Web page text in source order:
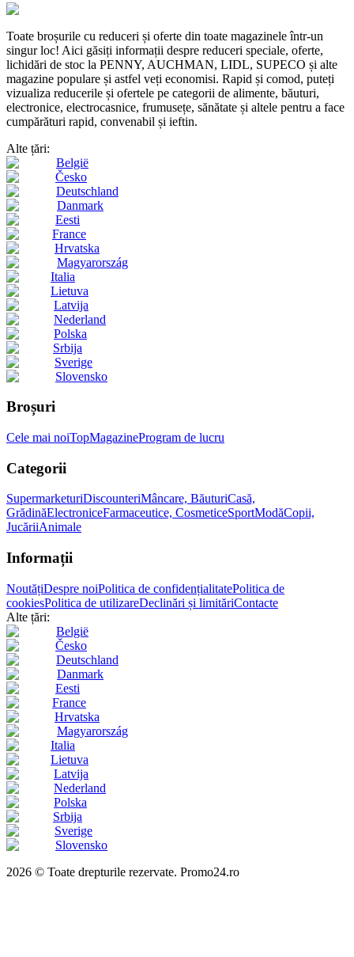
Toate broșurile cu reduceri și oferte din toate magazinele într-un
singur loc! Aici găsiți informații despre reduceri speciale, oferte,
lichidări de stoc la PENNY, AUCHMAN, LIDL, SUPECO și alte
magazine populare și astfel veți economisi. Rapid și comod, puteți
vizualiza reducerile și ofertele pe categorii de alimente, băuturi,
electronice, electrocasnice, frumusețe, sănătate și altele pentru a face
cumpărături rapid, convenabil și ieftin.
Alte țări:
België
Česko
Deutschland
Danmark
Eesti
France
Hrvatska
Magyarország
Italia
Lietuva
Latvija
Nederland
Polska
Srbija
Sverige
Slovensko
Broșuri
Cele mai noiTopMagazineProgram de lucru
Categorii
SupermarketuriDiscounteriMâncare, BăuturiCasă,
GrădinăElectroniceFarmaceutice, CosmeticeSportModăCopii,
JucăriiAnimale
Informații
NoutățiDespre noiPolitica de confidențialitatePolitica de
cookiesPolitica de utilizareDeclinări și limităriContacte
Alte țări:
België
Česko
Deutschland
Danmark
Eesti
France
Hrvatska
Magyarország
Italia
Lietuva
Latvija
Nederland
Polska
Srbija
Sverige
Slovensko
2026 © Toate drepturile rezervate. Promo24.ro